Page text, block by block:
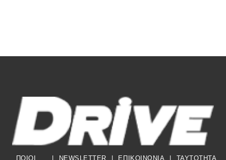
ΠΟΙΟΙ
| NEWSLETTER | ΕΠΙΚΟΙΝΩΝΙΑ | TAYTOTHTA